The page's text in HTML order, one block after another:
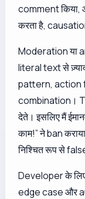
comment किया,
करता है,
Moderation या
literal text से
pattern, action
combination।
देते। इसलिए मैं
काम!” ने ban
निश्चित रूप से
Developer के
edge case और